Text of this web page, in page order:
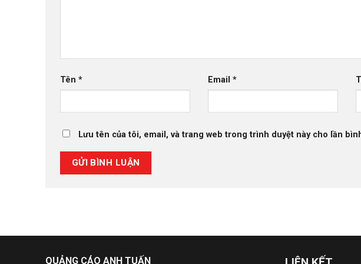
Tên * Email*
Lưu tên của tôi, email, và trang web trong trình duyệt này cho lần
QUẢNG CÁO ANH TUẤN